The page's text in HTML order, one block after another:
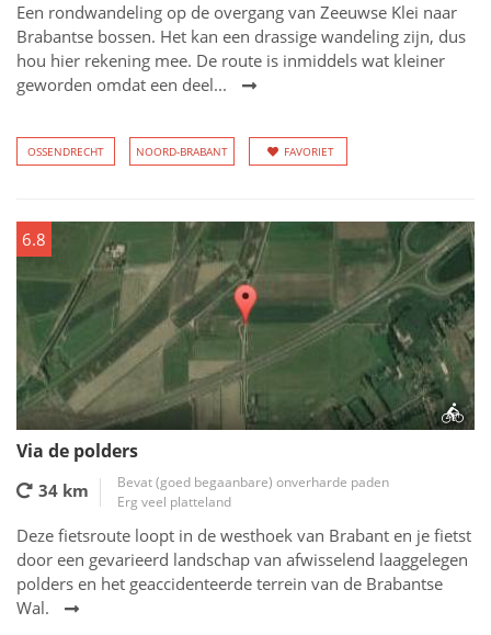
Een rondwandeling op de overgang van Zeeuwse Klei naar
Brabantse bossen. Het kan een drassige wandeling zijn, dus
hou hier rekening mee. De route is inmiddels wat kleiner
geworden omdat een deel...
OSSENDRECHT NOORD-BRABANT FAVORIET
6.8
Via de polders
34 km
Bevat (goed begaanbare) onverharde paden
Erg veel platteland
Deze fietsroute loopt in de westhoek van Brabant en je fietst
door een gevarieerd landschap van afwisselend laaggelegen
polders en het geaccidenteerde terrein van de Brabantse
Wal.